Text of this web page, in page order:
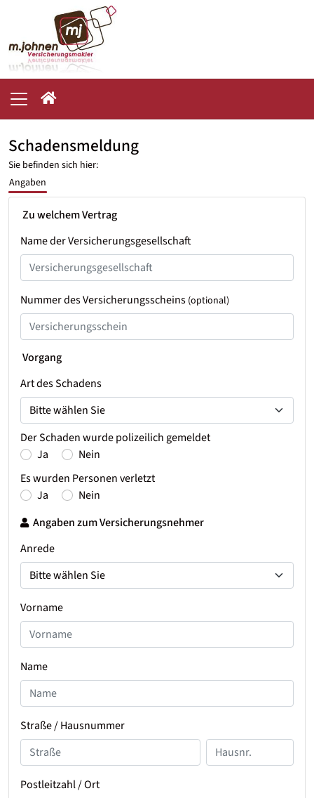
Schadensmeldung
Sie befinden sich hier:
Angaben
Zu welchem Vertrag
Name der Versicherungsgesellschaft
Nummer des Versicherungsscheins (optional)
Vorgang
Art des Schadens
Der Schaden wurde polizeilich gemeldet
Ja
Nein
Es wurden Personen verletzt
Ja
Nein
Angaben zum Versicherungsnehmer
Anrede
Vorname
Name
Straße / Hausnummer
Postleitzahl / Ort